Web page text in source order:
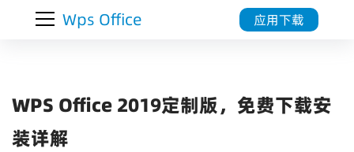
Wps Office 应用下载
WPS Office 2019定制版，免费下载安
装详解